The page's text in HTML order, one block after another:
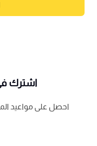
اشترك فى
احصل على مواعيد